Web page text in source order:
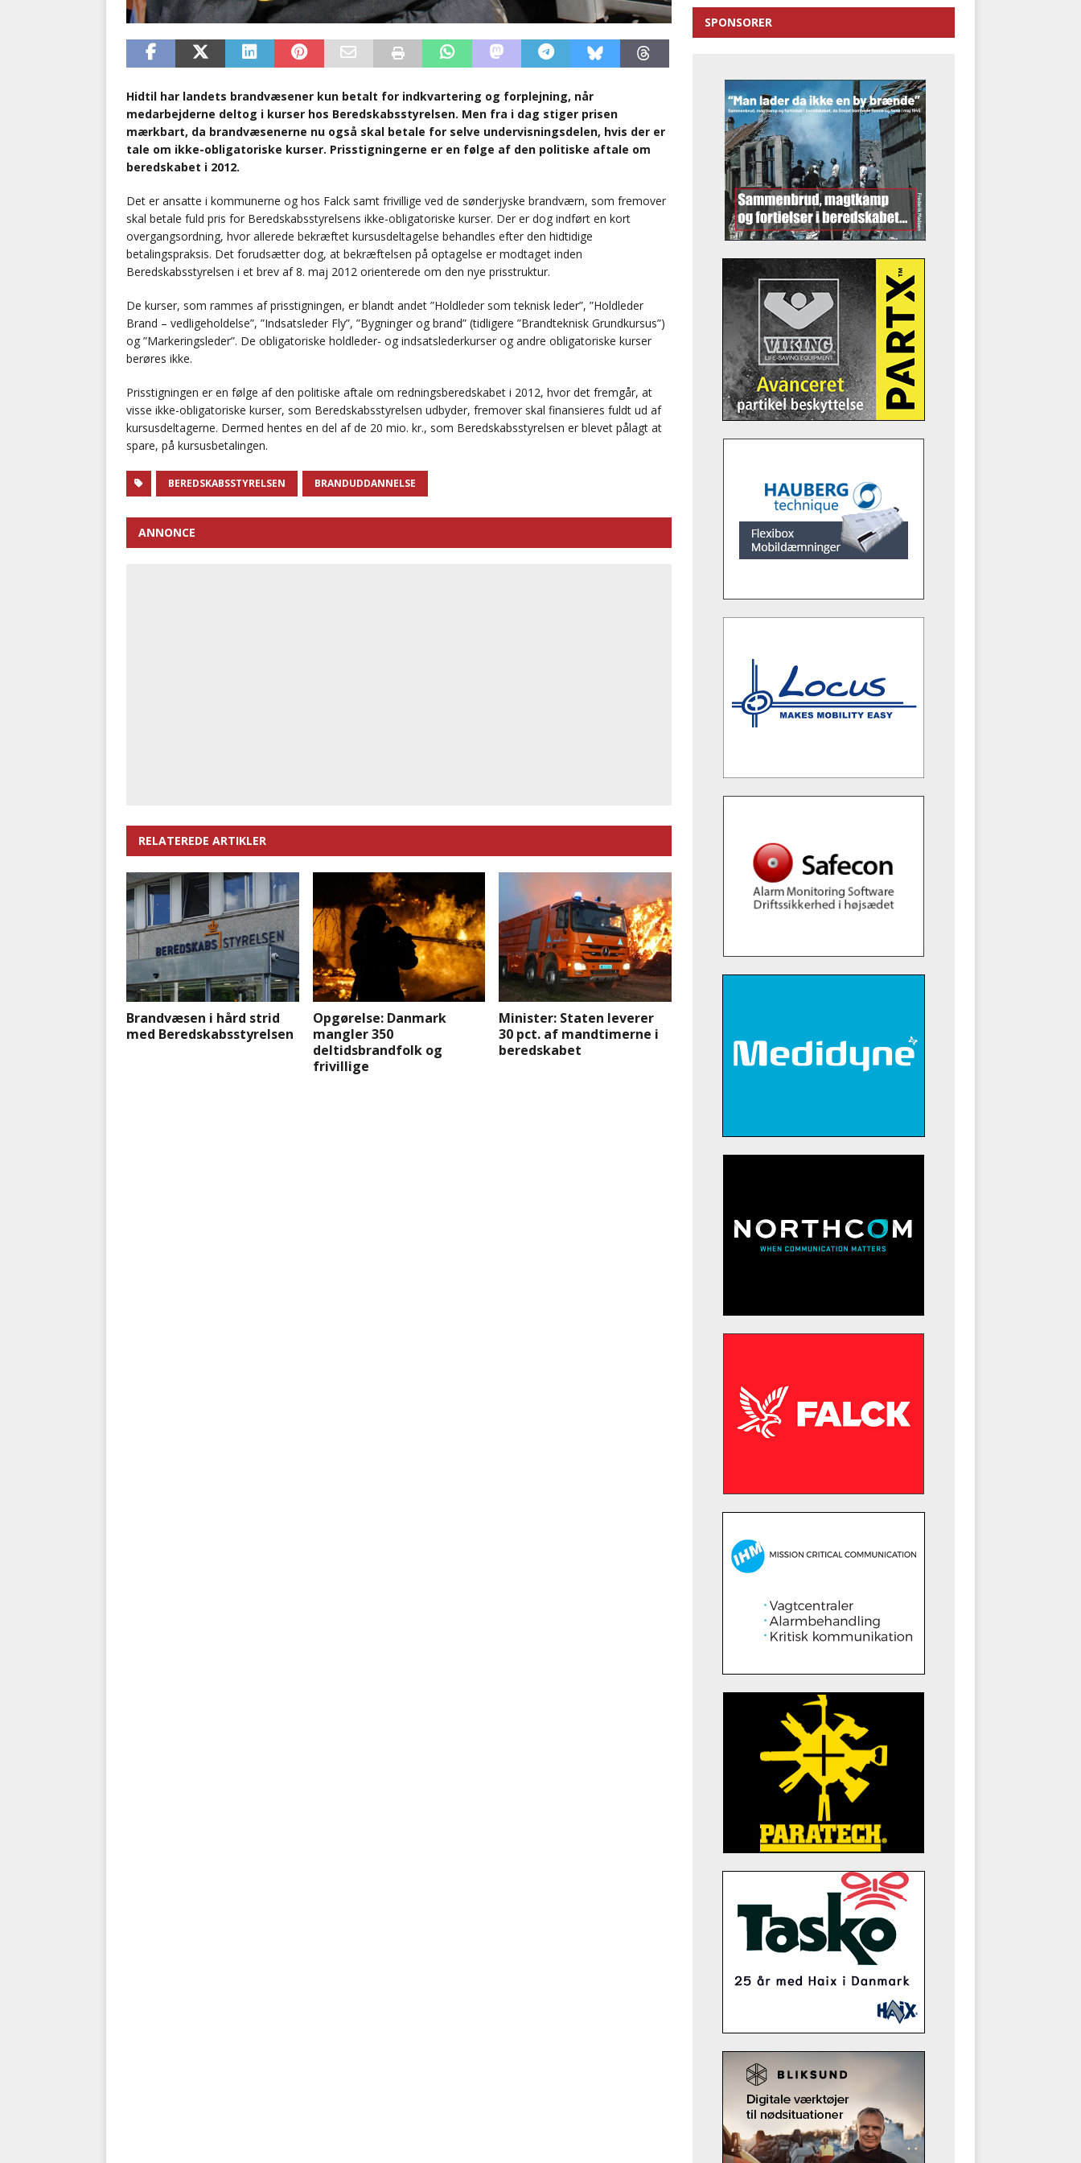
Hidtil har landets brandvæsener kun betalt for indkvartering og forplejning, når
medarbejderne deltog i kurser hos Beredskabsstyrelsen. Men fra i dag stiger prisen
mærkbart, da brandvæsenerne nu også skal betale for selve undervisningsdelen, hvis der er
tale om ikke-obligatoriske kurser. Prisstigningerne er en følge af den politiske aftale om
beredskabet i 2012.
Det er ansatte i kommunerne og hos Falck samt frivillige ved de sønderjyske brandværn, som fremover
skal betale fuld pris for Beredskabsstyrelsens ikke-obligatoriske kurser. Der er dog indført en kort
overgangsordning, hvor allerede bekræftet kursusdeltagelse behandles efter den hidtidige
betalingspraksis. Det forudsætter dog, at bekræftelsen på optagelse er modtaget inden
Beredskabsstyrelsen i et brev af 8. maj 2012 orienterede om den nye prisstruktur.
De kurser, som rammes af prisstigningen, er blandt andet ”Holdleder som teknisk leder”, ”Holdleder
Brand – vedligeholdelse”, ”Indsatsleder Fly”, ”Bygninger og brand” (tidligere ”Brandteknisk Grundkursus”)
og ”Markeringsleder”. De obligatoriske holdleder- og indsatslederkurser og andre obligatoriske kurser
berøres ikke.
Prisstigningen er en følge af den politiske aftale om redningsberedskabet i 2012, hvor det fremgår, at
visse ikke-obligatoriske kurser, som Beredskabsstyrelsen udbyder, fremover skal finansieres fuldt ud af
kursusdeltagerne. Dermed hentes en del af de 20 mio. kr., som Beredskabsstyrelsen er blevet pålagt at
spare, på kursusbetalingen.
BEREDSKABSSTYRELSEN BRANDUDDANNELSE
ANNONCE
RELATEREDE ARTIKLER
Brandvæsen i hård strid
med Beredskabsstyrelsen
Opgørelse: Danmark
mangler 350
deltidsbrandfolk og
frivillige
Minister: Staten leverer
30 pct. af mandtimerne i
beredskabet
SPONSORER